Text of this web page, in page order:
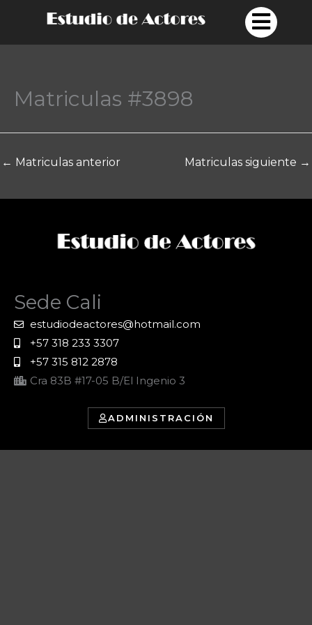
contenido
Matriculas #3898
← Matriculas anterior Matriculas siguiente →
Sede Cali
estudiodeactores@hotmail.com
+57 318 233 3307
+57 315 812 2878
Cra 83B #17-05 B/El Ingenio 3
ADMINISTRACIÓN